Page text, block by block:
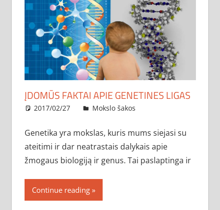
ĮDOMŪS FAKTAI APIE GENETINES LIGAS
2017/02/27 administratorius
Mokslo šakos
Genetika yra mokslas, kuris mums siejasi su
ateitimi ir dar neatrastais dalykais apie
žmogaus biologiją ir genus. Tai paslaptinga ir
Continue reading